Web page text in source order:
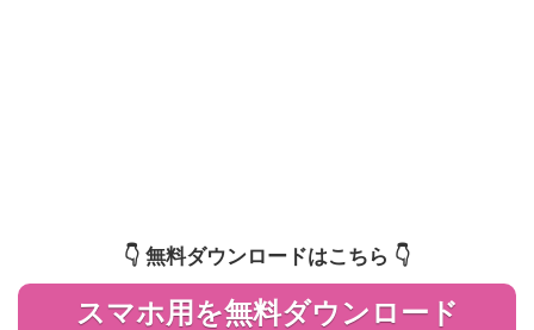
👇️ 無料ダウンロードはこちら 👇️
スマホ用を無料ダウンロード